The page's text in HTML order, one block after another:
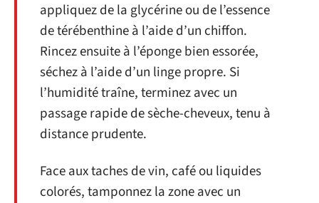
appliquez de la glycérine ou de l’essence
de térébenthine à l’aide d’un chiffon.
Rincez ensuite à l’éponge bien essorée,
séchez à l’aide d’un linge propre. Si
l’humidité traîne, terminez avec un
passage rapide de sèche-cheveux, tenu à
distance prudente.
Face aux taches de vin, café ou liquides
colorés, tamponnez la zone avec un